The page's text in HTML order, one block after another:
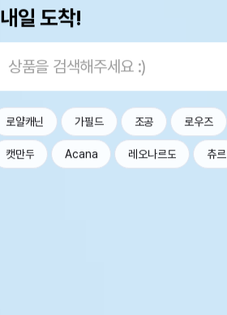
내일 도착!
로얄캐닌 가필드 조공 로우즈
캣만두 Acana 레오나르도 츄르